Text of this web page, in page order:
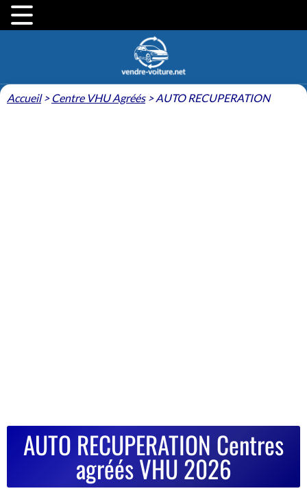
Accueil> Centre VHU Agréés>AUTO RECUPERATION
AUTO RECUPERATION Centres
agréés VHU 2026